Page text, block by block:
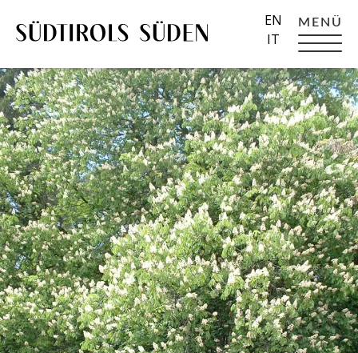
MENÜ
EN
IT